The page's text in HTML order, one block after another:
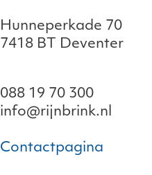
Hunneperkade 70
7418 BT Deventer
088 19 70 300
info@rijnbrink.nl
Contactpagina